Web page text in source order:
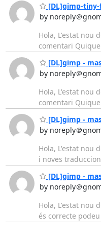
[DL]gimp-tiny-
by noreply＠
Hola, L'estat nou
comentari
[DL]gimp -
by noreply＠
Hola, L'estat nou
comentari
[DL]gimp -
by noreply＠
Hola, L'estat nou
i noves
[DL]gimp -
by noreply＠
Hola, L'estat nou
és correcte